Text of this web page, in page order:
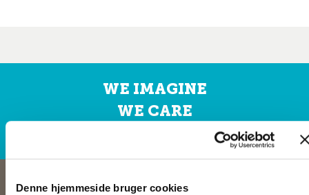
Denne hjemmeside bruger cookies
WE IMAGINE
WE CARE